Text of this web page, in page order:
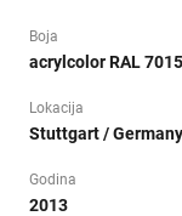
Boja
acrylcolor RAL 7015
Lokacija
Stuttgart / Germany
Godina
2013